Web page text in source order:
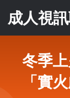
成人視
冬季
「實